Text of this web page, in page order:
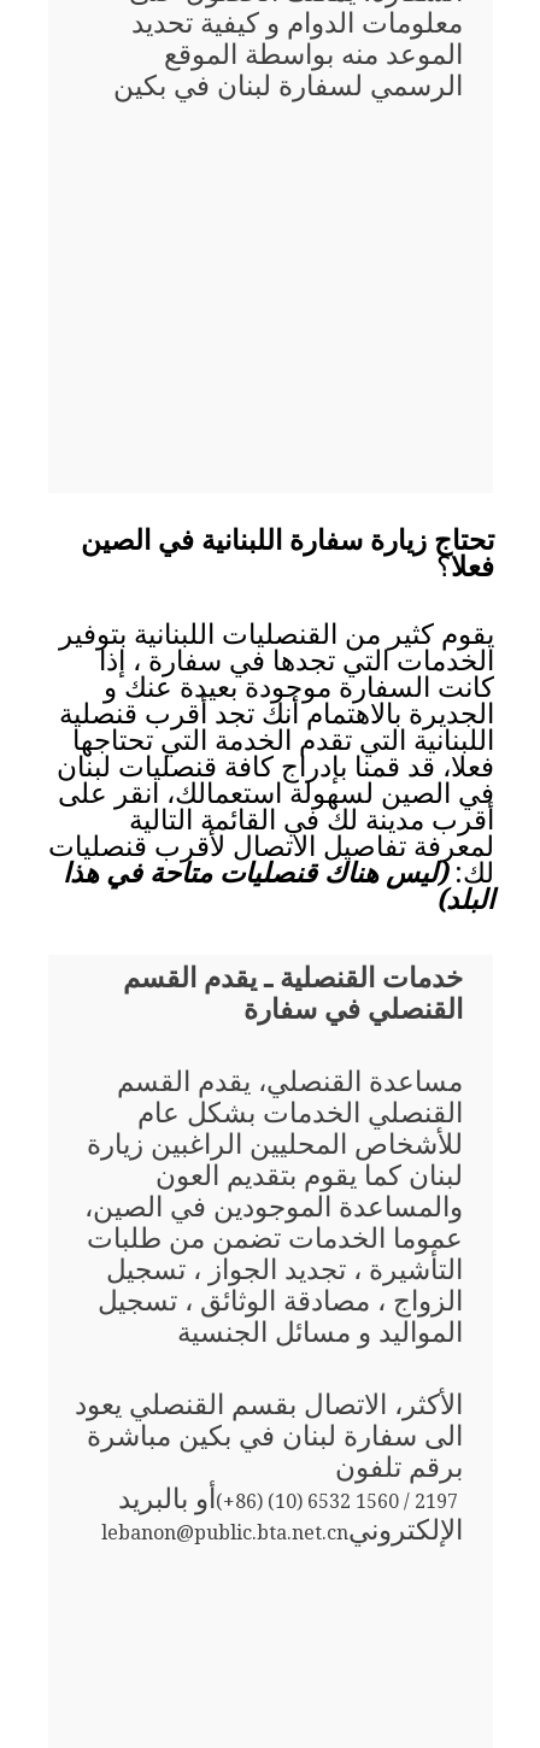
معلومات الدوام و كيفية تحديد
الموعد منه بواسطة الموقع
الرسمي لسفارة لبنان في بكين
تحتاج زيارة سفارة اللبنانية في الصين
فعلا؟
يقوم كثير من القنصليات اللبنانية بتوفير
الخدمات التي تجدها في سفارة ، إذا
كانت السفارة موجودة بعيدة عنك و
الجديرة بالاهتمام أنك تجد أقرب قنصلية
اللبنانية التي تقدم الخدمة التي تحتاجها
فعلا، قد قمنا بإدراج كافة قنصليات لبنان
في الصين لسهولة استعمالك، انقر على
أقرب مدينة لك في القائمة التالية
لمعرفة تفاصيل الاتصال لأقرب قنصليات
لك:(ليس هناك قنصليات متاحة في هذا
البلد)
خدمات القنصلية ـ يقدم القسم
القنصلي في سفارة
مساعدة القنصلي، يقدم القسم
القنصلي الخدمات بشكل عام
للأشخاص المحليين الراغبين زيارة
لبنان كما يقوم بتقديم العون
والمساعدة الموجودين في الصين،
عموما الخدمات تضمن من طلبات
التأشيرة ، تجديد الجواز ، تسجيل
الزواج ، مصادقة الوثائق ، تسجيل
المواليد و مسائل الجنسية
الأكثر، الاتصال بقسم القنصلي يعود
الى سفارة لبنان في بكين مباشرة
برقم تلفون
(+86) (10) 6532 1560 / 2197أو بالبريد
الإلكترونيlebanon@public.bta.net.cn